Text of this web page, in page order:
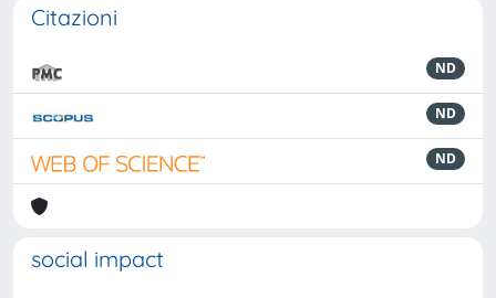
Citazioni
ND
ND
ND
social impact